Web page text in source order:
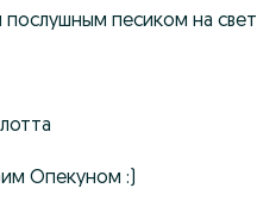
песиком на
Опекуном :)